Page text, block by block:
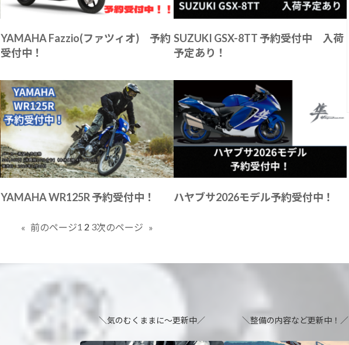
YAMAHA Fazzio(ファツィオ) 予約
受付中！
SUZUKI GSX-8TT 予約受付中 入荷
予定あり！
YAMAHA WR125R 予約受付中！ ハヤブサ2026モデル予約受付中！
« 前のページ1 2 3次のページ »
＼気のむくままに～更新中／ ＼整備の内容など更新中！／